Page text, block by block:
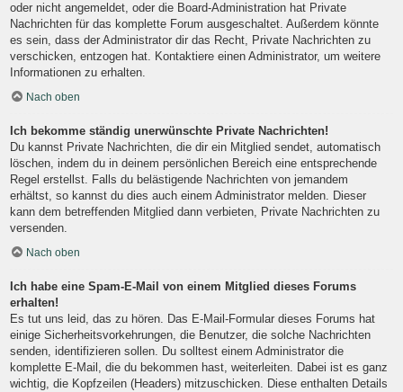
oder nicht angemeldet, oder die Board-Administration hat Private
Nachrichten für das komplette Forum ausgeschaltet. Außerdem könnte
es sein, dass der Administrator dir das Recht, Private Nachrichten zu
verschicken, entzogen hat. Kontaktiere einen Administrator, um weitere
Informationen zu erhalten.
Nach oben
Ich bekomme ständig unerwünschte Private Nachrichten!
Du kannst Private Nachrichten, die dir ein Mitglied sendet, automatisch
löschen, indem du in deinem persönlichen Bereich eine entsprechende
Regel erstellst. Falls du belästigende Nachrichten von jemandem
erhältst, so kannst du dies auch einem Administrator melden. Dieser
kann dem betreffenden Mitglied dann verbieten, Private Nachrichten zu
versenden.
Nach oben
Ich habe eine Spam-E-Mail von einem Mitglied dieses Forums
erhalten!
Es tut uns leid, das zu hören. Das E-Mail-Formular dieses Forums hat
einige Sicherheitsvorkehrungen, die Benutzer, die solche Nachrichten
senden, identifizieren sollen. Du solltest einem Administrator die
komplette E-Mail, die du bekommen hast, weiterleiten. Dabei ist es ganz
wichtig, die Kopfzeilen (Headers) mitzuschicken. Diese enthalten Details